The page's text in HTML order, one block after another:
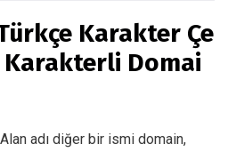
Karakter Çe
Domai
adı diğer bir ismi domain,